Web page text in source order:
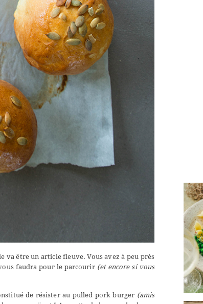
va être un article fleuve. Vous avez à peu près
faudra pour le parcourir (et encore si vous
de résister au pulled pork burger (amis